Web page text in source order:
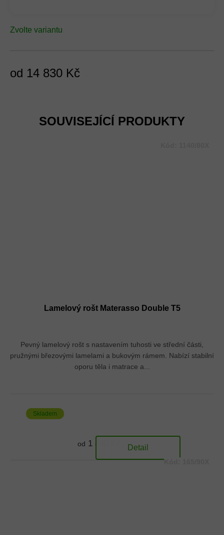
od 14 830 Kč
Zvolte variantu
SOUVISEJÍCÍ PRODUKTY
Lamelový rošt Materasso Double T5
Pevný lamelový rošt s nastavením tuhosti ve střední části,
pružnými březovými lamelami a bukovým rámem. Nabízí stabilní
oporu těla i matrace a...
Skladem
od 1 880 Kč Detail